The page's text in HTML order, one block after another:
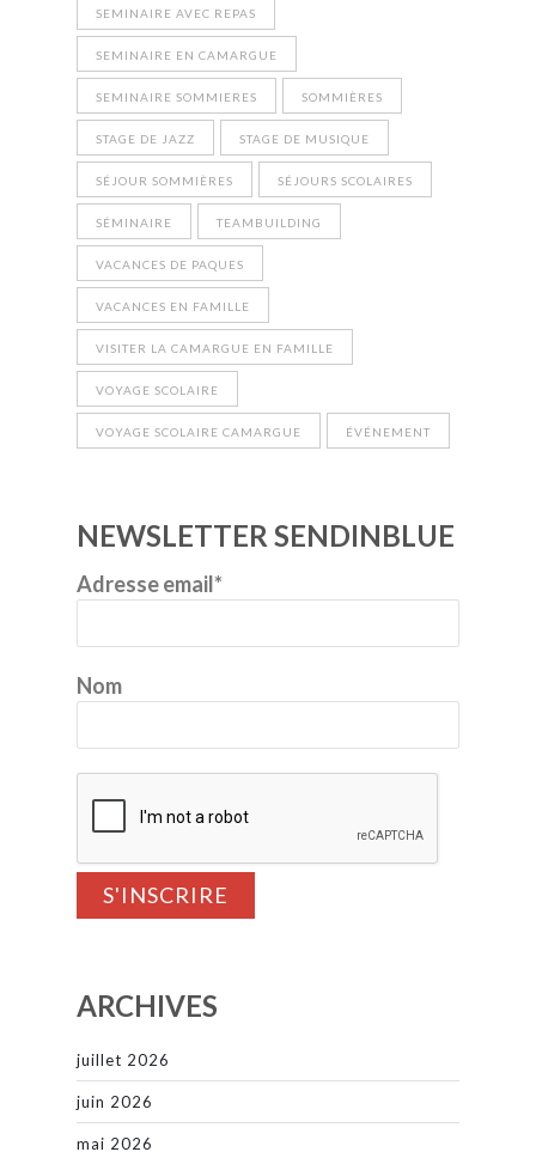
SEMINAIRE AVEC REPAS
SEMINAIRE EN CAMARGUE
SEMINAIRE SOMMIERES SOMMIÈRES
STAGE DE JAZZ STAGE DE MUSIQUE
SÉJOUR SOMMIÈRES SÉJOURS SCOLAIRES
SÉMINAIRE TEAMBUILDING
VACANCES DE PAQUES
VACANCES EN FAMILLE
VISITER LA CAMARGUE EN FAMILLE
VOYAGE SCOLAIRE
VOYAGE SCOLAIRE CAMARGUE ÉVÉNEMENT
NEWSLETTER SENDINBLUE
Adresse email*
Nom
ARCHIVES
juillet 2026
juin 2026
mai 2026